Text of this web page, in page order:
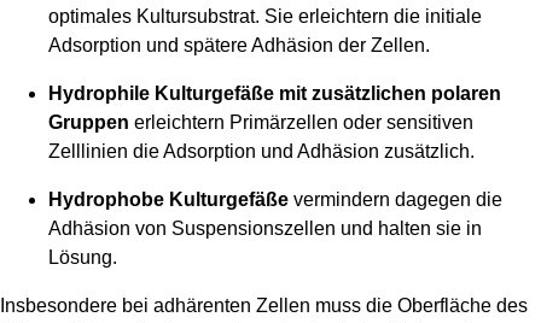
optimales Kultursubstrat. Sie erleichtern die initiale
Adsorption und spätere Adhäsion der Zellen.
Hydrophile Kulturgefäße mit zusätzlichen polaren
Gruppen erleichtern Primärzellen oder sensitiven
Zelllinien die Adsorption und Adhäsion zusätzlich.
Hydrophobe Kulturgefäße vermindern dagegen die
Adhäsion von Suspensionszellen und halten sie in
Lösung.
Insbesondere bei adhärenten Zellen muss die Oberfläche des